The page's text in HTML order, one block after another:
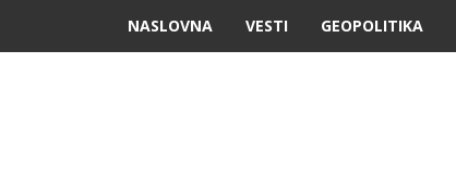
NASLOVNA VESTI GEOPOLITIKA